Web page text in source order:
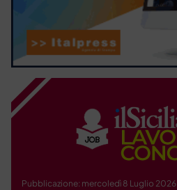
Pubblicazione: mercoledì 8 Luglio 2026